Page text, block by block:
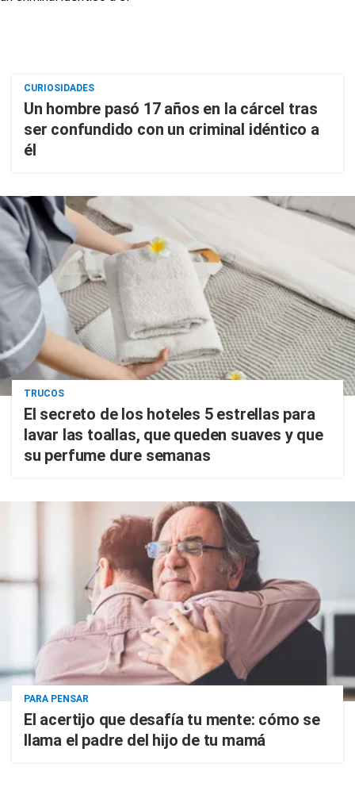
CURIOSIDADES
Un hombre pasó 17 años en la cárcel tras
ser confundido con un criminal idéntico a
él
TRUCOS
El secreto de los hoteles 5 estrellas para
lavar las toallas, que queden suaves y que
su perfume dure semanas
PARA PENSAR
El acertijo que desafía tu mente: cómo se
llama el padre del hijo de tu mamá